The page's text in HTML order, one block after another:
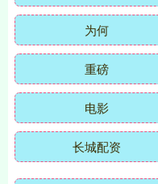
为何
重磅
电影
长城配资